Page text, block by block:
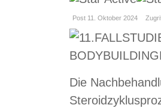
Post 11. Oktober 2024
Die